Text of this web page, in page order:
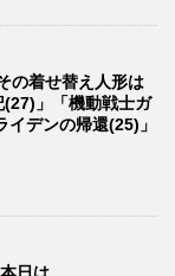
の着せ替え人形は
」「機動戦士ガ
イデンの帰還(25)」
日は、